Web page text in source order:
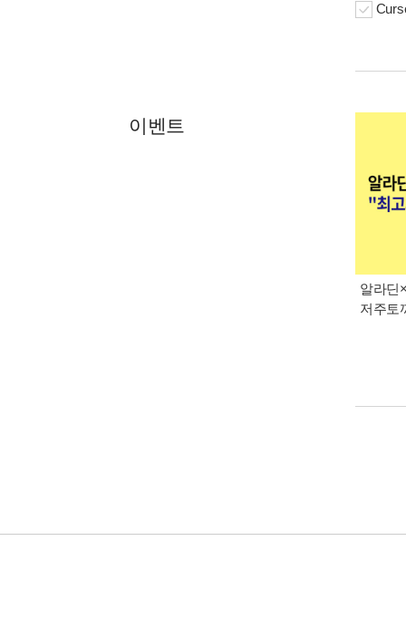
이벤트
알라딘
저주토